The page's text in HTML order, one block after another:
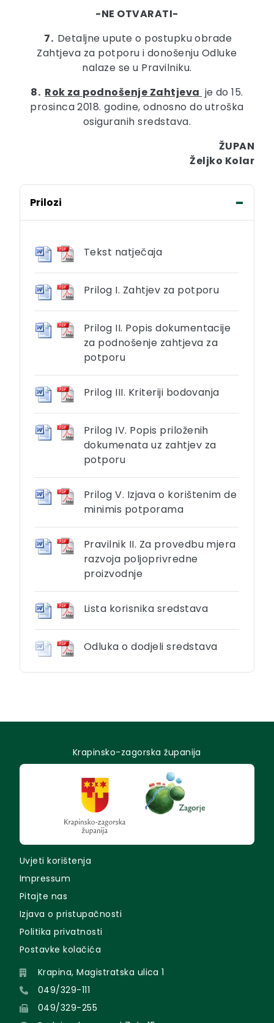
-NE OTVARATI-
7. Detaljne upute o postupku obrade
Zahtjeva za potporu i donošenju Odluke
nalaze se u Pravilniku.
8. Rok za podnošenje Zahtjeva je do 15.
prosinca 2018. godine, odnosno do utroška
osiguranih sredstava.
ŽUPAN
Željko Kolar
Prilozi
Tekst natječaja
Prilog I. Zahtjev za potporu
Prilog II. Popis dokumentacije
za podnošenje zahtjeva za
potporu
Prilog III. Kriteriji bodovanja
Prilog IV. Popis priloženih
dokumenata uz zahtjev za
potporu
Prilog V. Izjava o korištenim de
minimis potporama
Pravilnik II. Za provedbu mjera
razvoja poljoprivredne
proizvodnje
Lista korisnika sredstava
Odluka o dodjeli sredstava
Krapinsko-zagorska županija
Uvjeti korištenja
Impressum
Pitajte nas
Izjava o pristupačnosti
Politika privatnosti
Postavke kolačića
Krapina, Magistratska ulica 1
049/329-111
049/329-255